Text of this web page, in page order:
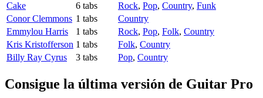
Cake
6 tabs Rock, Pop, Country, Funk
Conor Clemmons 1 tabs
Country
Emmylou Harris
1 tabs Rock, Pop, Folk, Country
Kris Kristofferson 1 tabs Folk, Country
Billy Ray Cyrus
3 tabs Pop, Country
Consigue la última versión de Guitar Pro